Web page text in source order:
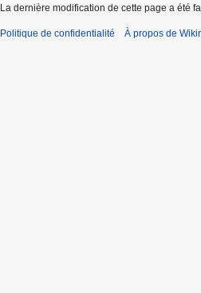
La dernière modification de cette page a été
Politique de confidentialité À propos de